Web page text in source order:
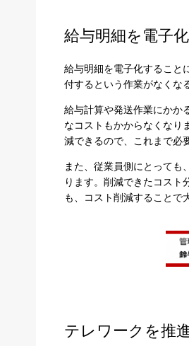
給与明細を電子
給与明細を電子化すること
付するという作業がなくな
給与計算や発送作業にかか
なコストもかからなくなり
減できるので、これまで必
また、従業員側にとっても
ります。削減できたコスト
も、コスト削減することで
テレワークを推
プライバ
不可欠な
パフォー
ターゲテ